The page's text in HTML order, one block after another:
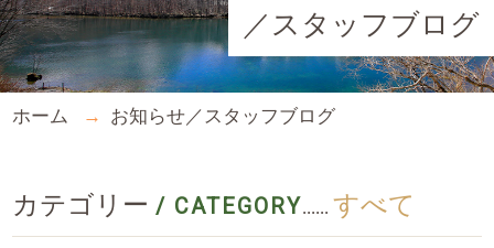
／スタッフブログ
ホーム お知らせ／スタッフブログ
カテゴリー / CATEGORY...... すべて